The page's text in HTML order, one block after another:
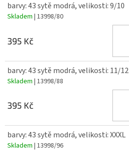
barvy: 43 sytě modrá, velikosti: 9/10
Skladem | 13998/80
395 Kč
barvy: 43 sytě modrá, velikosti: 11/12
Skladem | 13998/88
395 Kč
barvy: 43 sytě modrá, velikosti: XXXL
Skladem | 13998/96